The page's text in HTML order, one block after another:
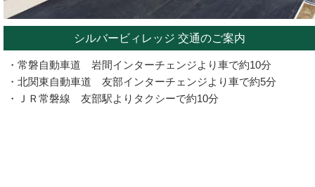
シルバービィレッジ 交通のご案内
・常磐自動車道 岩間インターチェンジより車で約10分
・北関東自動車道 友部インターチェンジより車で約5分
・ＪＲ常磐線 友部駅よりタクシーで約10分